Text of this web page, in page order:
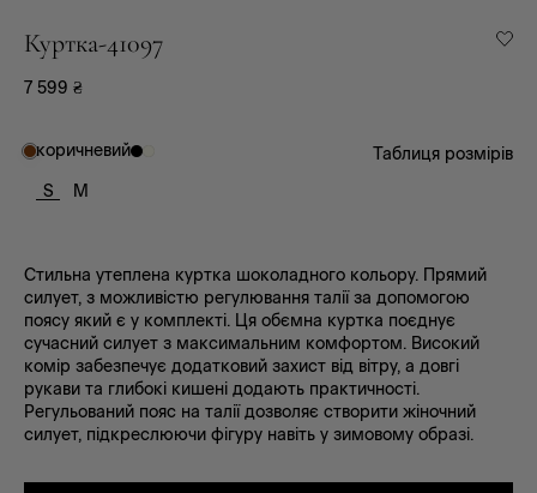
Куртка-41097
7 599 ₴
коричневий
S
M
Таблиця розмірів
Стильна утеплена куртка шоколадного кольору. Прямий
силует, з можливістю регулювання талії за допомогою
поясу який є у комплекті. Ця обємна куртка поєднує
сучасний силует з максимальним комфортом. Високий
комір забезпечує додатковий захист від вітру, а довгі
рукави та глибокі кишені додають практичності.
Регульований пояс на талії дозволяє створити жіночний
силует, підкреслюючи фігуру навіть у зимовому образі.